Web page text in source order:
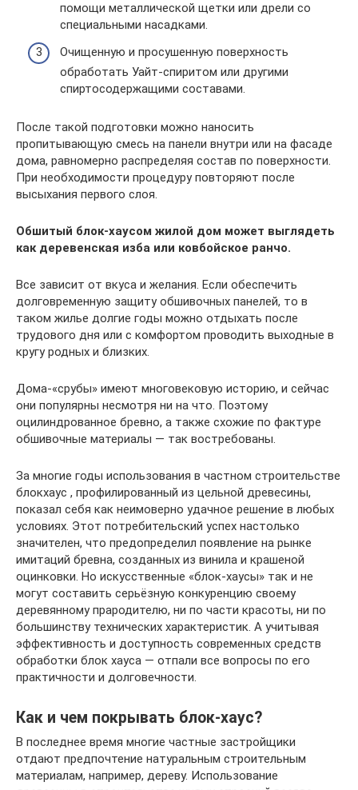
помощи металлической щетки или дрели со
специальными насадками.
Очищенную и просушенную поверхность
обработать Уайт-спиритом или другими
спиртосодержащими составами.
После такой подготовки можно наносить
пропитывающую смесь на панели внутри или на фасаде
дома, равномерно распределяя состав по поверхности.
При необходимости процедуру повторяют после
высыхания первого слоя.
Обшитый блок-хаусом жилой дом может выглядеть
как деревенская изба или ковбойское ранчо.
Все зависит от вкуса и желания. Если обеспечить
долговременную защиту обшивочных панелей, то в
таком жилье долгие годы можно отдыхать после
трудового дня или с комфортом проводить выходные в
кругу родных и близких.
Дома-«срубы» имеют многовековую историю, и сейчас
они популярны несмотря ни на что. Поэтому
оцилиндрованное бревно, а также схожие по фактуре
обшивочные материалы — так востребованы.
За многие годы использования в частном строительстве
блокхаус , профилированный из цельной древесины,
показал себя как неимоверно удачное решение в любых
условиях. Этот потребительский успех настолько
значителен, что предопределил появление на рынке
имитаций бревна, созданных из винила и крашеной
оцинковки. Но искусственные «блок-хаусы» так и не
могут составить серьёзную конкуренцию своему
деревянному прародителю, ни по части красоты, ни по
большинству технических характеристик. А учитывая
эффективность и доступность современных средств
обработки блок хауса — отпали все вопросы по его
практичности и долговечности.
Как и чем покрывать блок-хаус?
В последнее время многие частные застройщики
отдают предпочтение натуральным строительным
материалам, например, дереву. Использование